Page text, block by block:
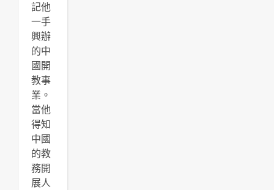
記他
一手
興辦
的中
國開
教事
業。
當他
得知
中國
的教
務開
展人